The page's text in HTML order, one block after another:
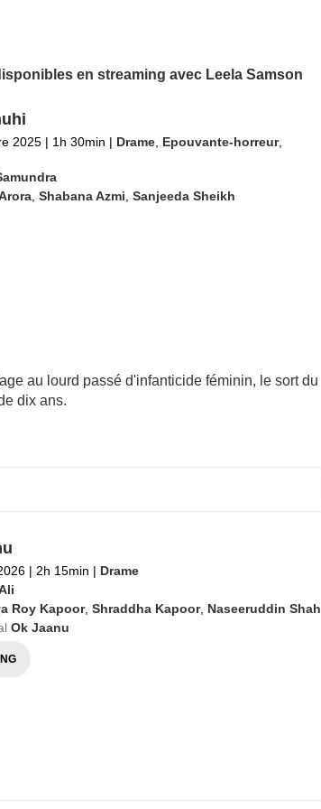
en streaming avec Leela Samson
2025 | 1h 30min | Drame, Epouvante-horreur,
, Shabana Azmi Sanjeeda Sheikh
au lourd passé d'infanticide féminin, le sort du
dix ans.
| 2h 15min | Drame
Roy Kapoor, Shraddha Kapoor, Naseeruddin Shah
Ok Jaanu